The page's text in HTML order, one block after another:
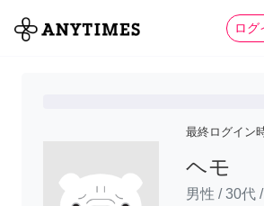
ログ
全て 家
最終ログイン
ヘモ
男性 /30代